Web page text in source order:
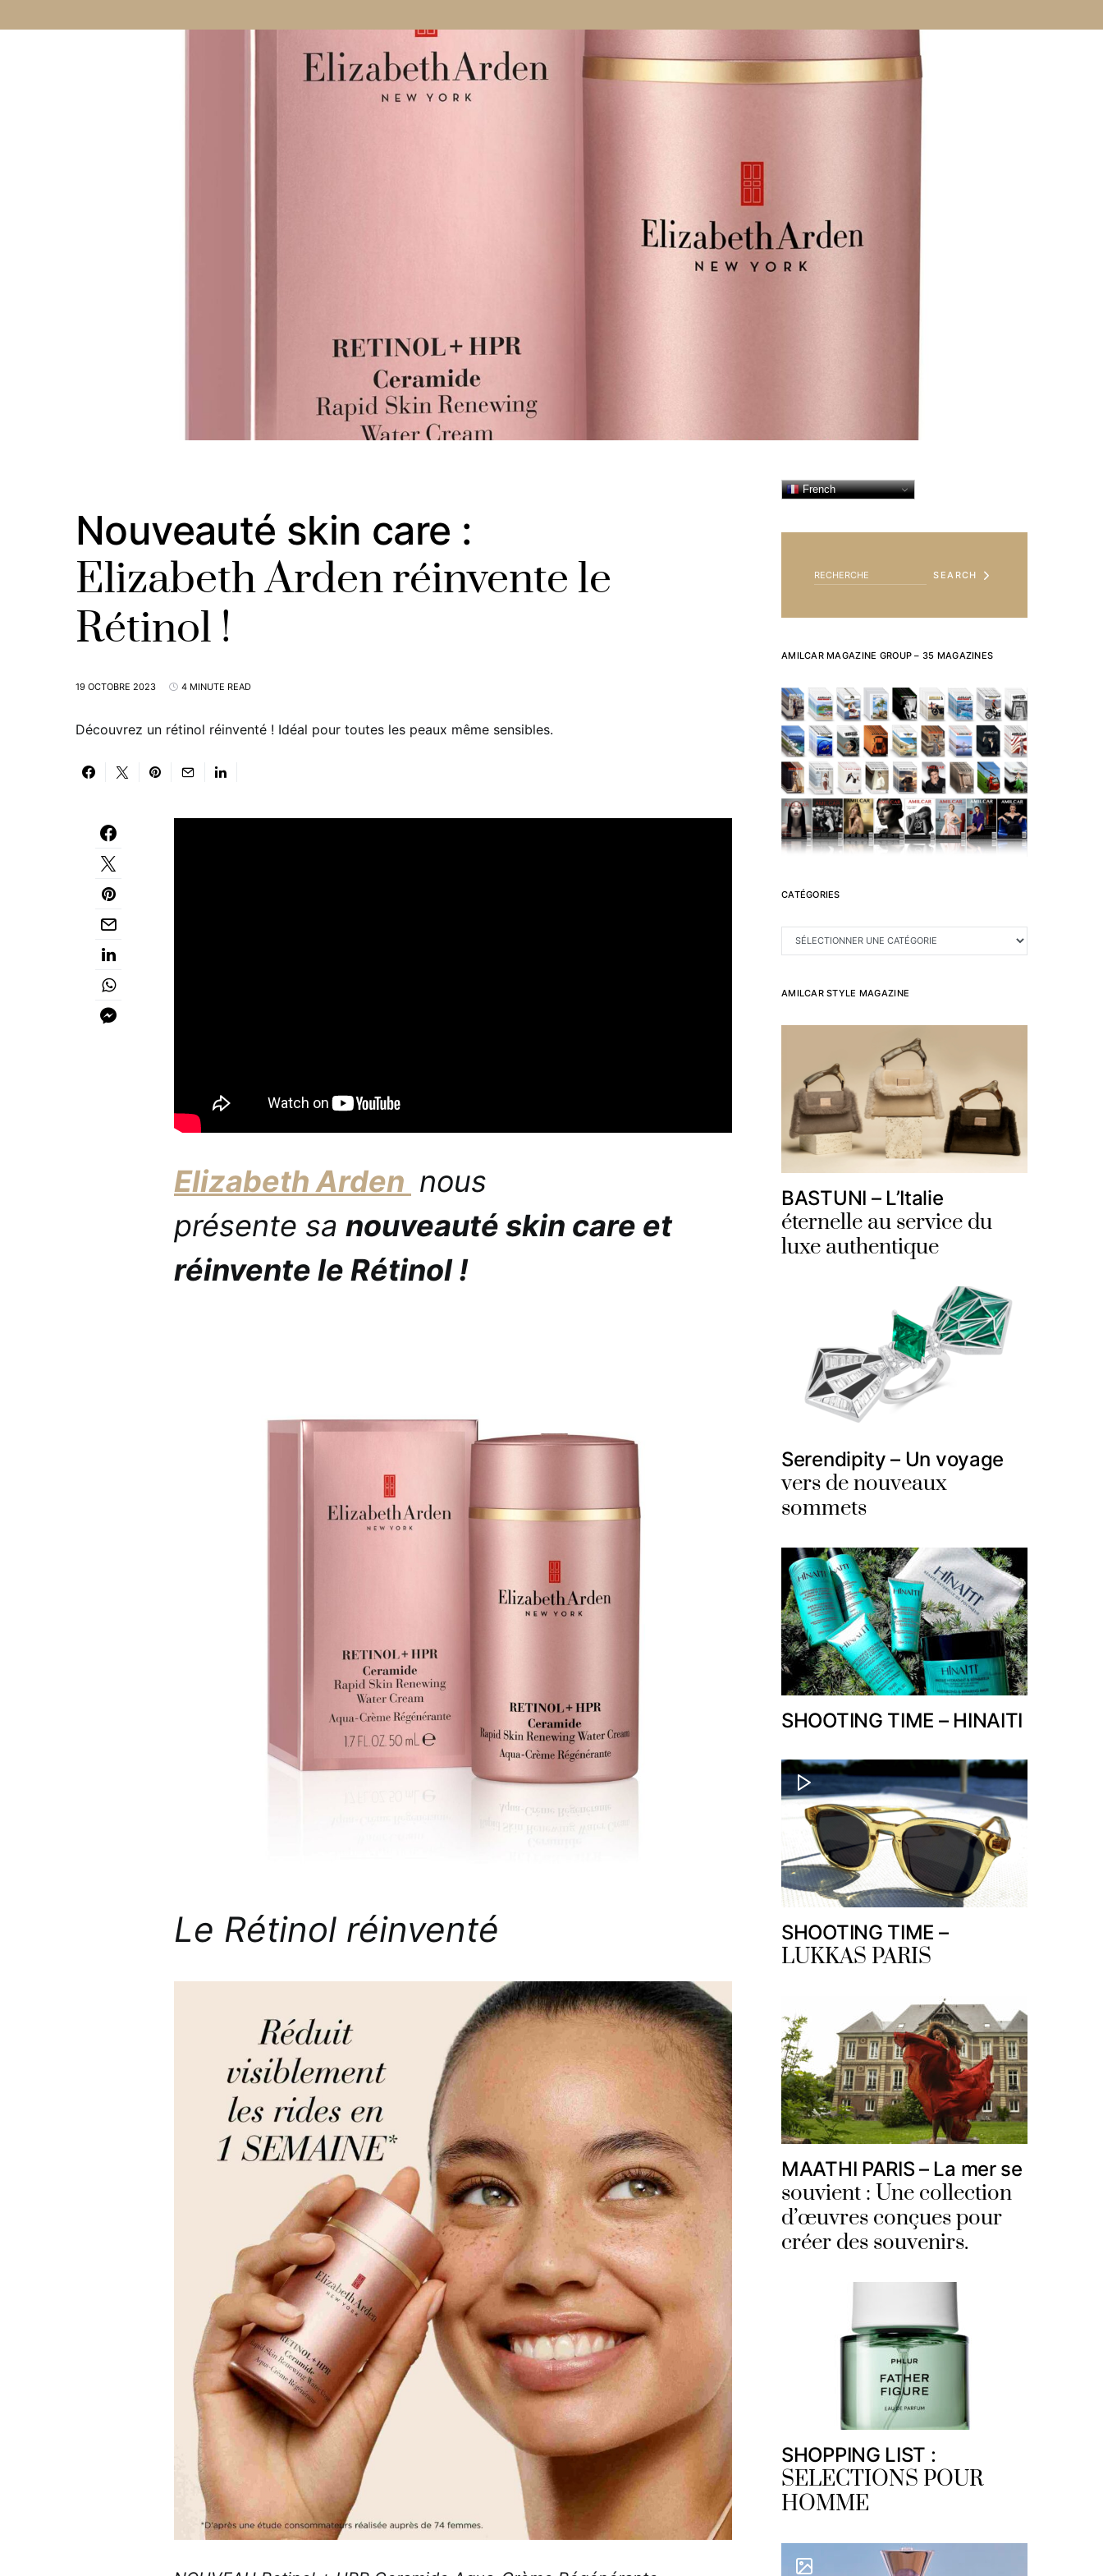
Nouveauté skin care :
Elizabeth Arden réinvente le
Rétinol !
19 OCTOBRE 2023 4 MINUTE READ
Découvrez un rétinol réinventé ! Idéal pour toutes les peaux même sensibles.
Elizabeth Arden nous
présente sa nouveauté skin care et
réinvente le Rétinol !
Le Rétinol réinventé
French
SEARCH
AMILCAR MAGAZINE GROUP – 35 MAGAZINES
CATÉGORIES
CATÉGORIES
AMILCAR STYLE MAGAZINE
BASTUNI – L’Italie
éternelle au service du
luxe authentique
Serendipity – Un voyage
vers de nouveaux
sommets
SHOOTING TIME – HINAITI
SHOOTING TIME –
LUKKAS PARIS
MAATHI PARIS – La mer se
souvient : Une collection
d’œuvres conçues pour
créer des souvenirs.
SHOPPING LIST :
SELECTIONS POUR
HOMME